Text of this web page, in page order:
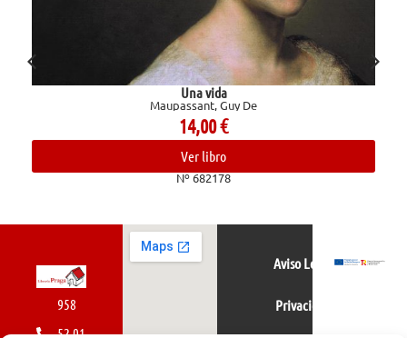
Maupassant, Guy De
Nº 682178
958
52 01
Aviso Legal
Privacidad